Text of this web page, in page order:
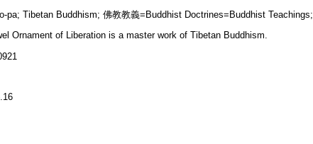
pa; Tibetan Buddhism; 佛教教義=Buddhist Doctrines=Buddhist Teachings;
Ornament of Liberation is a master work of Tibetan Buddhism.